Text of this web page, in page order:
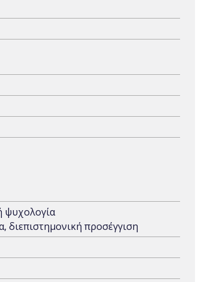
ψυχολογία
διεπιστημονική προσέγγιση